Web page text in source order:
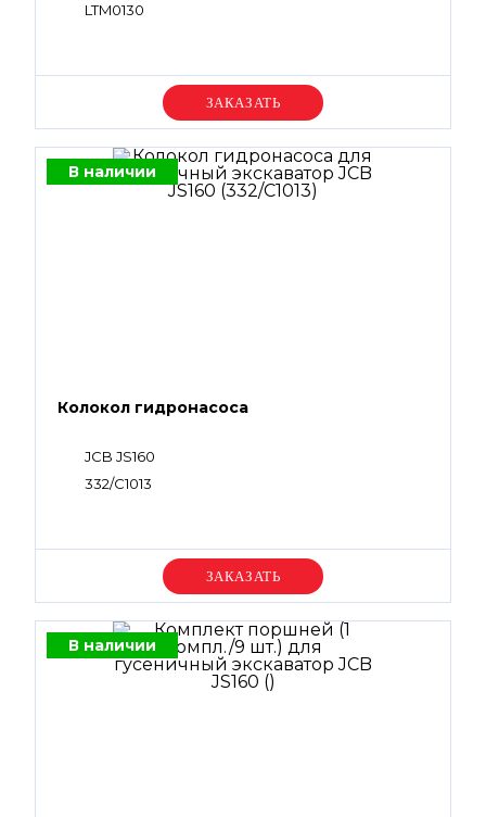
LTM0130
Уточняйте цену
В наличии
Колокол гидронасоса
JCB JS160
332/С1013
Уточняйте цену
В наличии